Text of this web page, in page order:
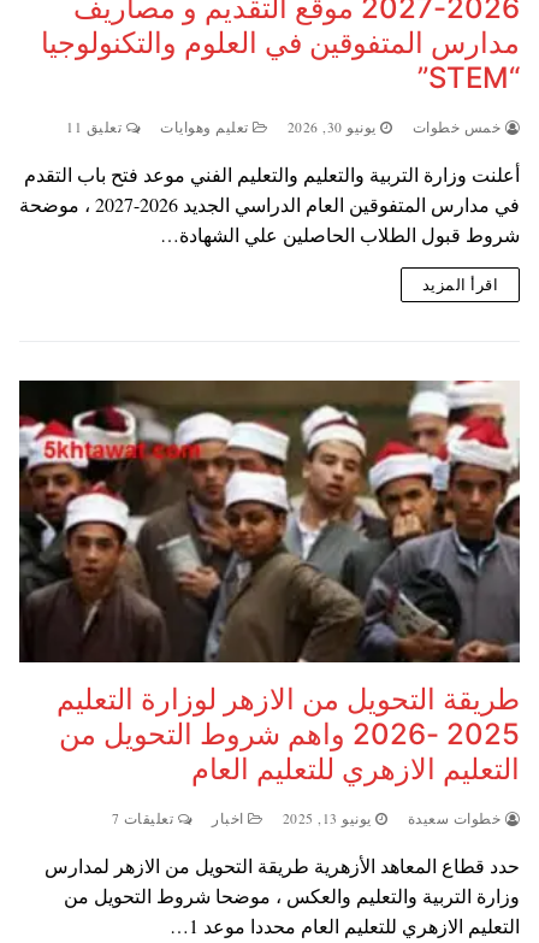
2026-2027 موقع التقديم و مصاريف
مدارس المتفوقين في العلوم والتكنولوجيا
“STEM”
خمس خطوات يونيو 30, 2026 تعليم وهوايات تعليق 11
أعلنت وزارة التربية والتعليم والتعليم الفني موعد فتح باب التقدم
في مدارس المتفوقين العام الدراسي الجديد 2026-2027 ، موضحة
شروط قبول الطلاب الحاصلين علي الشهادة…
اقرأ المزيد
طريقة التحويل من الازهر لوزارة التعليم
2025 -2026 واهم شروط التحويل من
التعليم الازهري للتعليم العام
خطوات سعيدة يونيو 13, 2025 اخبار تعليقات 7
حدد قطاع المعاهد الأزهرية طريقة التحويل من الازهر لمدارس
وزارة التربية والتعليم والعكس ، موضحا شروط التحويل من
التعليم الازهري للتعليم العام محددا موعد 1…